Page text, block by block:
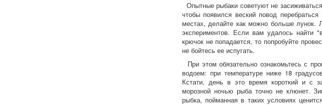
Опытные рыбаки советуют не
чтобы появился веский повод
местах, делайте как можно больше
экспериментов. Если вам удалось найти
крючок не попадается, то попробуйте
не бойтесь ее испугать.
При этом обязательно ознакомьтесь с
водоем: при температуре ниже 18
Кстати, день в это время короткий и с
морозной ночью рыба точно не клюнет.
рыбка, пойманная в таких условиях